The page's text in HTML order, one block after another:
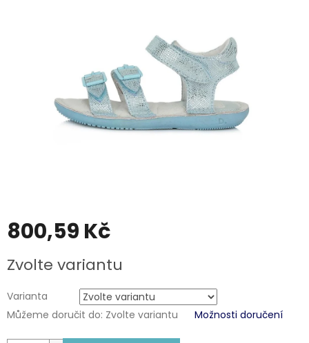
800,59 Kč
cena:
Zvolte variantu
Varianta
Můžeme doručit do: Zvolte variantu Možnosti doručení